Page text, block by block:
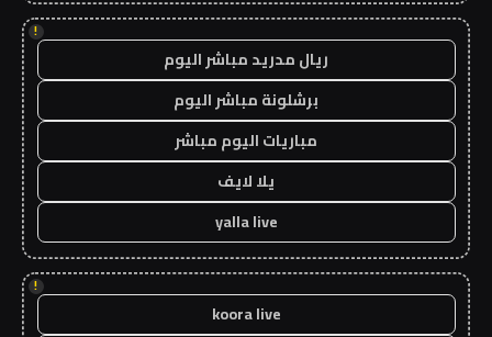
!
ريال مدريد مباشر اليوم
برشلونة مباشر اليوم
مباريات اليوم مباشر
يلا لايف
yalla live
!
koora live